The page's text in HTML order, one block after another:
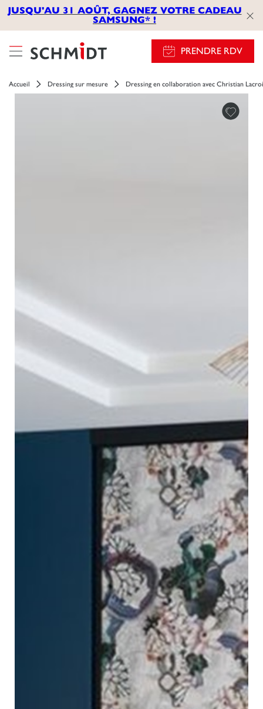
JUSQU'AU 31 AOÛT, GAGNEZ VOTRE CADEAU
SAMSUNG* !
PRENDRE RDV
Accueil Dressing sur mesure Dressing en collaboration avec Christian